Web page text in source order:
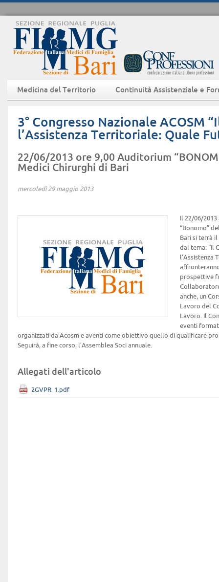
Medicina del Territorio Continuità Assistenziale e
3° Congresso Nazionale ACOSM
l’Assistenza Territoriale: Quale
22/06/2013 ore 9,00 Auditorium
Medici Chirurghi di Bari
mercoledì 29 maggio 2013
Il 22/06/2013
“Bonomo”
Bari si terrà il
dal tema: “Il
l’Assistenza
prospettive
anche, un
Lavoro del
Lavoro. Il
eventi
organizzati da Acosm e aventi come obiettivo quello di qualificare
Seguirà, a fine corso, l’Assemblea Soci annuale.
Allegati dell'articolo
2GVPR_1.pdf